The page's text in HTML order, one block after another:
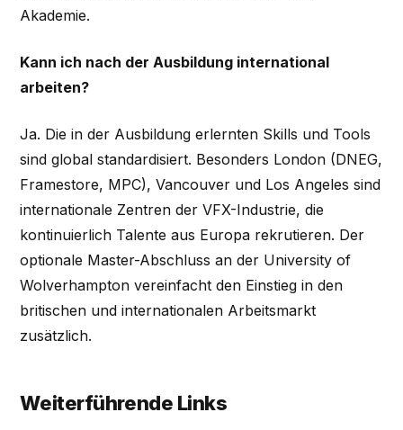
Akademie.
Kann ich nach der Ausbildung international
arbeiten?
Ja. Die in der Ausbildung erlernten Skills und Tools
sind global standardisiert. Besonders London (DNEG,
Framestore, MPC), Vancouver und Los Angeles sind
internationale Zentren der VFX-Industrie, die
kontinuierlich Talente aus Europa rekrutieren. Der
optionale Master-Abschluss an der University of
Wolverhampton vereinfacht den Einstieg in den
britischen und internationalen Arbeitsmarkt
zusätzlich.
Weiterführende Links